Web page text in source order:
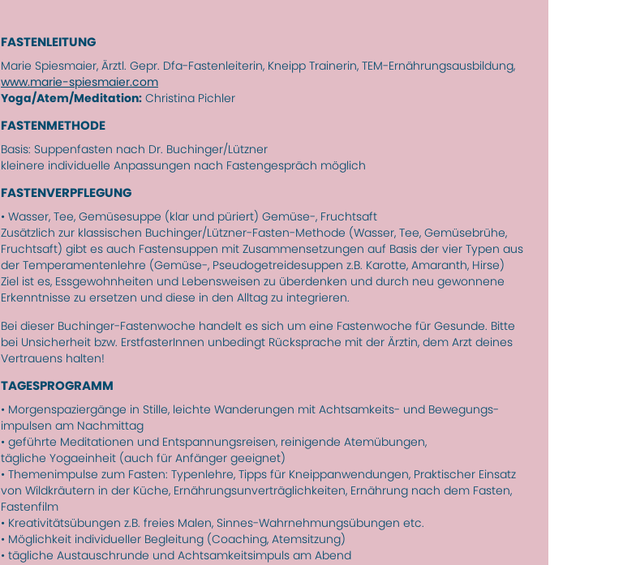
FASTENLEITUNG
Marie Spiesmaier, Ärztl. Gepr. Dfa-Fastenleiterin, Kneipp Trainerin, TEM-Ernährungsausbildung,
www.marie-spiesmaier.com
Yoga/Atem/Meditation: Christina Pichler
FASTENMETHODE
Basis: Suppenfasten nach Dr. Buchinger/Lützner
kleinere individuelle Anpas­sungen nach Fasten­gespräch möglich
FASTENVERPFLEGUNG
• Wasser, Tee, Gemüsesuppe (klar und püriert) Gemüse-, Fruchtsaft
Zusätzlich zur klassischen Buchinger/Lützner-Fasten-Methode (Wasser, Tee, Gemüse­brühe,
Fruchtsaft) gibt es auch Fasten­suppen mit Zusam­men­setzungen auf Basis der vier Typen aus
der Temperamentenlehre (Gemüse-, Pseudo­getreide­suppen z.B. Karotte, Amaranth, Hirse)
Ziel ist es, Ess­ge­wohn­heiten und Lebens­weisen zu über­denken und durch neu gewon­nene
Erken­nt­nisse zu ersetzen und diese in den Alltag zu integrieren.
Bei dieser Buchinger-Fasten­woche handelt es sich um eine Fasten­woche für Gesunde. Bitte
bei Unsicher­heit bzw. Erst­faster­Innen unbe­dingt Rück­sprache mit der Ärztin, dem Arzt deines
Vertrauens halten!
TAGESPROGRAMM
• Morgenspaziergänge in Stille, leichte Wande­rungen mit Achtsamkeits- und Bewegungs­
impulsen am Nachmittag
• geführte Meditationen und Entspannungsreisen, reinigende Atem­übungen,
tägliche Yogaeinheit (auch für Anfänger geeignet)
• Themenimpulse zum Fasten: Typenlehre, Tipps für Kneipp­anwen­dungen, Praktischer Einsatz
von Wild­kräutern in der Küche, Ernäh­rungs­unver­träg­lichkeiten, Ernährung nach dem Fasten,
Fastenfilm
• Kreativitätsübungen z.B. freies Malen, Sinnes-Wahr­neh­mungs­übungen etc.
• Möglichkeit indivi­dueller Begleitung (Coaching, Atemsitzung)
• tägliche Austausch­runde und Achtsam­keits­impuls am Abend